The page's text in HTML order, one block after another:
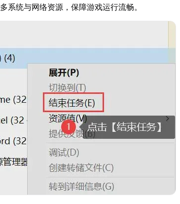
系统与网络资源，保障游戏运行流畅。